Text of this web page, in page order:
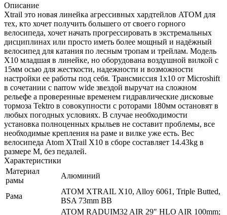
Описание
Xtrail это новая линейка агрессивных хардтейлов ATOM для
тех, кто хочет получить большего от своего горного
велосипеда, хочет начать прогрессировать в экстремальных
дисциплинах или просто иметь более мощный и надёжный
велосипед для катания по лесным тропам и трейлам. Модель
X10 младшая в линейке, но оборудована воздушной вилкой с
15мм осью для жесткости, надежности и возможности
настройки ее работы под себя. Трансмиссия 1x10 от Microshift
в сочетании с narrow wide звездой выручат на сложном
рельефе а проверенные временем гидравлические дисковые
тормоза Tektro в совокупности с роторами 180мм остановят в
любых погодных условиях. В случае необходимости
установка полноценных крыльев не составит проблемы, все
необходимые крепления на раме и вилке уже есть. Вес
велосипеда Atom XTrail X10 в сборе составляет 14.43kg в
размере М, без педалей.
Характеристики
Материал
рамы
Алюминий
Рама
ATOM XTRAIL X10, Alloy 6061, Triple Butted,
BSA 73mm BB
ATOM RADUIM32 AIR 29" HLO AIR 100mm;